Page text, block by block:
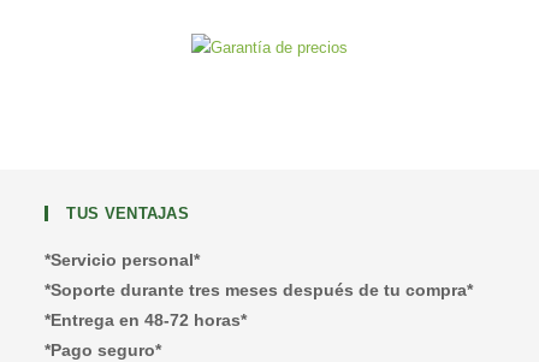
TUS VENTAJAS
*Servicio personal*
*Soporte durante tres meses después de tu compra*
*Entrega en 48-72 horas*
*Pago seguro*